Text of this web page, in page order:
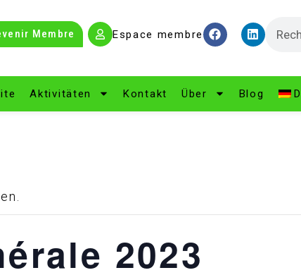
Membre Espace membre
Aktivitäten Kontakt Über Blog
2023